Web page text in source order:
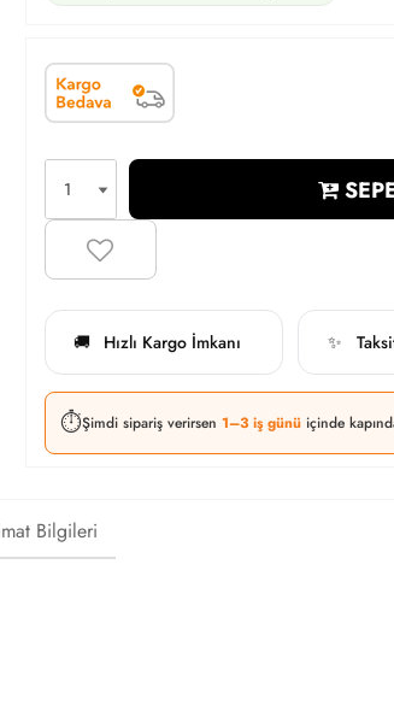
🚚 Hızlı Kargo İmkanı ✨
⏱️Şimdi sipariş verirsen 1–3 iş günü içinde
Bilgileri